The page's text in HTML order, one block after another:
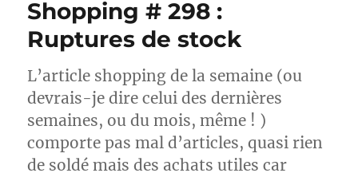
:
trait
fard
argenté…
Shopping # 298 :
Ruptures de stock
L’article shopping de la semaine (ou
devrais-je dire celui des dernières
semaines, ou du mois, même ! )
comporte pas mal d’articles, quasi rien
de soldé mais des achats utiles car